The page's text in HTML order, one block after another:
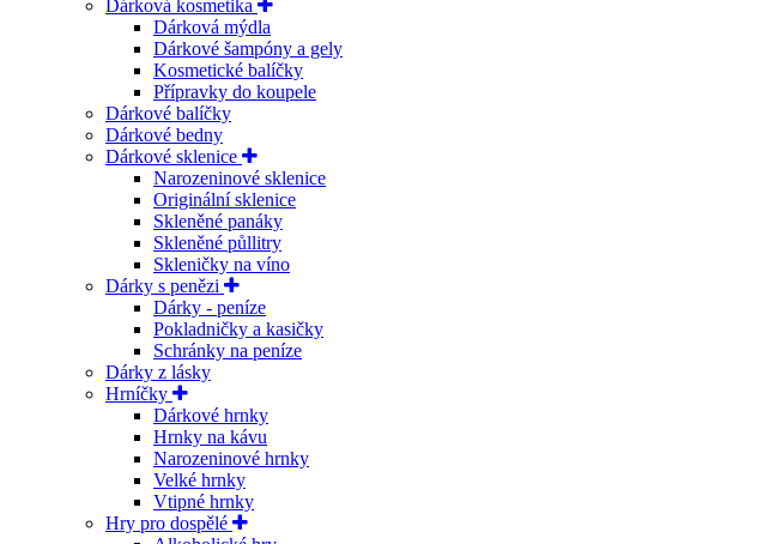
Dárková kosmetika
Dárková mýdla
Dárkové šampóny a gely
Kosmetické balíčky
Přípravky do koupele
Dárkové balíčky
Dárkové bedny
Dárkové sklenice
Narozeninové sklenice
Originální sklenice
Skleněné panáky
Skleněné půllitry
Skleničky na víno
Dárky s penězi
Dárky - peníze
Pokladničky a kasičky
Schránky na peníze
Dárky z lásky
Hrníčky
Dárkové hrnky
Hrnky na kávu
Narozeninové hrnky
Velké hrnky
Vtipné hrnky
Hry pro dospělé